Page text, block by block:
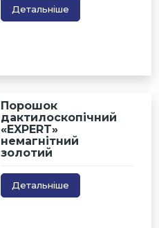
Детальніше
Порошок
дактилоскопічний
«EXPERT»
немагнітний
золотий
Детальніше